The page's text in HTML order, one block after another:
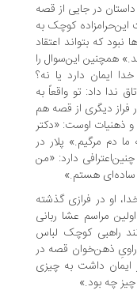
جایی از قصه
کوچک به
بتواند اعتقاد
این‌سوال را
دارد یا نه؟
تو واقعاً به
از قصه هم
اوست: «دکتر
پلار در
دارد: «من
هستم.»
فرازی گذشته
عشا ربانی
کوچک لباس
قصه در
داشت به چیزی